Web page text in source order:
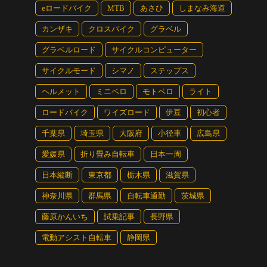
eロードバイク MTB あさひ しまなみ海道
カンザキ クロスバイク グラベル
グラベルロード サイクルコンピューター
サイクルモード シマノ ステップス
ヘルメット ミニベロ モトベロ ライト
ロードバイク ワイズロード 伊豆 初心者
千葉県 埼玉県 大阪府 小径車 広島県
愛媛県 折り畳み自転車 日本一周
日本縦断 東京都 栃木県 滋賀県
神奈川県 群馬県 自転車通勤 茨城県
藤原かんいち 試乗記事 長野県
電動アシスト自転車 静岡県